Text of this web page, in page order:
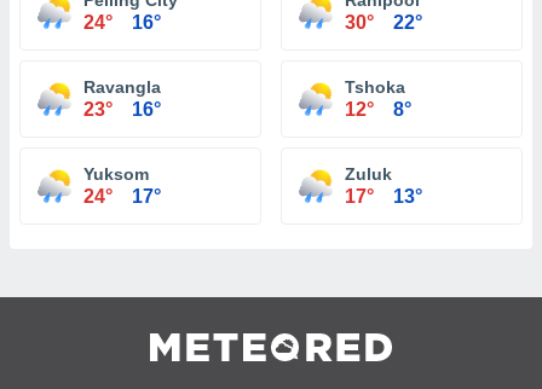
24° 16° 30° 22°
Ravangla
23° 16°
Tshoka
12° 8°
Yuksom
24° 17°
Zuluk
17° 13°